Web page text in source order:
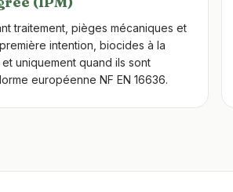
traitement, pièges mécaniques et
intention, biocides à la
uniquement quand ils sont
européenne NF EN 16636.